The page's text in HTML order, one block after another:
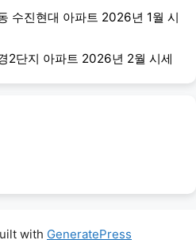
수진현대 아파트 2026년 1월 시
2단지 아파트 2026년 2월 시세
with GeneratePress